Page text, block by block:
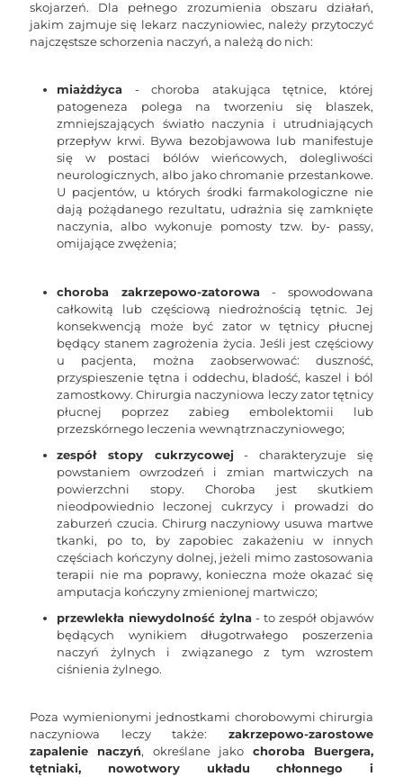
skojarzeń. Dla pełnego zrozumienia obszaru działań,
jakim zajmuje się lekarz naczyniowiec, należy przytoczyć
najczęstsze schorzenia naczyń, a należą do nich:
miażdżyca - choroba atakująca tętnice, której
patogeneza polega na tworzeniu się blaszek,
zmniejszających światło naczynia i utrudniających
przepływ krwi. Bywa bezobjawowa lub manifestuje
się w postaci bólów wieńcowych, dolegliwości
neurologicznych, albo jako chromanie przestankowe.
U pacjentów, u których środki farmakologiczne nie
dają pożądanego rezultatu, udrażnia się zamknięte
naczynia, albo wykonuje pomosty tzw. by- passy,
omijające zwężenia;
choroba zakrzepowo-zatorowa - spowodowana
całkowitą lub częściową niedrożnością tętnic. Jej
konsekwencją może być zator w tętnicy płucnej
będący stanem zagrożenia życia. Jeśli jest częściowy
u pacjenta, można zaobserwować: duszność,
przyspieszenie tętna i oddechu, bladość, kaszel i ból
zamostkowy. Chirurgia naczyniowa leczy zator tętnicy
płucnej poprzez zabieg embolektomii lub
przezskórnego leczenia wewnątrznaczyniowego;
zespół stopy cukrzycowej- charakteryzuje się
powstaniem owrzodzeń i zmian martwiczych na
powierzchni stopy. Choroba jest skutkiem
nieodpowiednio leczonej cukrzycy i prowadzi do
zaburzeń czucia. Chirurg naczyniowy usuwa martwe
tkanki, po to, by zapobiec zakażeniu w innych
częściach kończyny dolnej, jeżeli mimo zastosowania
terapii nie ma poprawy, konieczna może okazać się
amputacja kończyny zmienionej martwiczo;
przewlekła niewydolność żylna - to zespół objawów
będących wynikiem długotrwałego poszerzenia
naczyń żylnych i związanego z tym wzrostem
ciśnienia żylnego.
Poza wymienionymi jednostkami chorobowymi chirurgia
naczyniowa leczy także: zakrzepowo-zarostowe
zapalenie naczyń, określane jako choroba Buergera,
tętniaki, nowotwory układu chłonnego i